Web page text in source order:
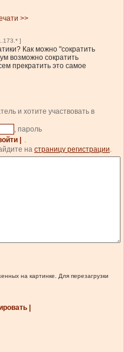
>>
]
Как можно "сократить
возможно сократить
прекратить это самое
и хотите участвовать в
, пароль
|
.
на страницу регистрации.
на картинке. Для перезагрузки
|